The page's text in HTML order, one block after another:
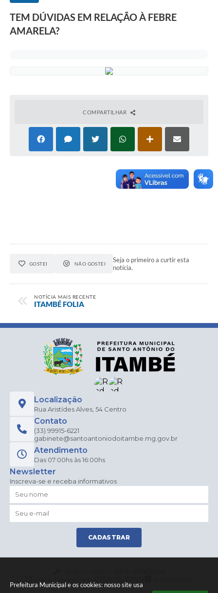
Prefeitura Municipal e os cookies: nosso site usa
TEM DÚVIDAS EM RELAÇÃO À FEBRE
AMARELA?
COMPARTILHAR
GOSTEI NÃO GOSTEI
Seja o primeiro a curtir esta
notícia.
NOTÍCIA MAIS RECENTE
ITAMBÉ FOLIA
Localização
Rua Aristídes Alves, 54 Centro
Contato
(33) 99915-6221
gabinete@santoantoniodoitambe.mg.gov.br
Atendimento
Das 07:00hs às 16:00hs
Newsletter
Inscreva-se e receba informativos
CADASTRAR